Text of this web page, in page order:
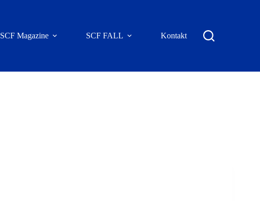
SCF Magazine SCF FALL Kontakt